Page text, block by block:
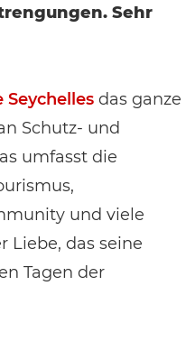
Sehr
Seychelles das ganze
Schutz- und
umfasst die
und viele
Liebe, das seine
Tagen der